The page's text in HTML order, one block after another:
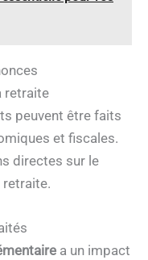
retraite
peuvent être faits
et fiscales.
directes sur le
retraite.
a un impact